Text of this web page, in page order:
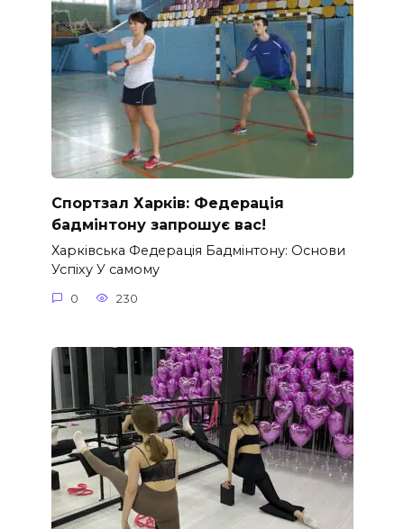
Спортзал Харків: Федерація
бадмінтону запрошує вас!
Харківська Федерація Бадмінтону: Основи
Успіху У самому
0 230